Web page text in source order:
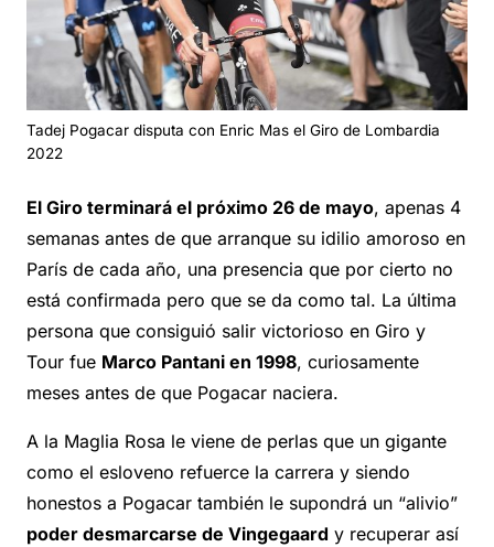
Tadej Pogacar disputa con Enric Mas el Giro de Lombardia
2022
El Giro terminará el próximo 26 de mayo, apenas 4
semanas antes de que arranque su idilio amoroso en
París de cada año, una presencia que por cierto no
está confirmada pero que se da como tal. La última
persona que consiguió salir victorioso en Giro y
Tour fue Marco Pantani en 1998, curiosamente
meses antes de que Pogacar naciera.
A la Maglia Rosa le viene de perlas que un gigante
como el esloveno refuerce la carrera y siendo
honestos a Pogacar también le supondrá un “alivio”
poder desmarcarse de Vingegaard y recuperar así